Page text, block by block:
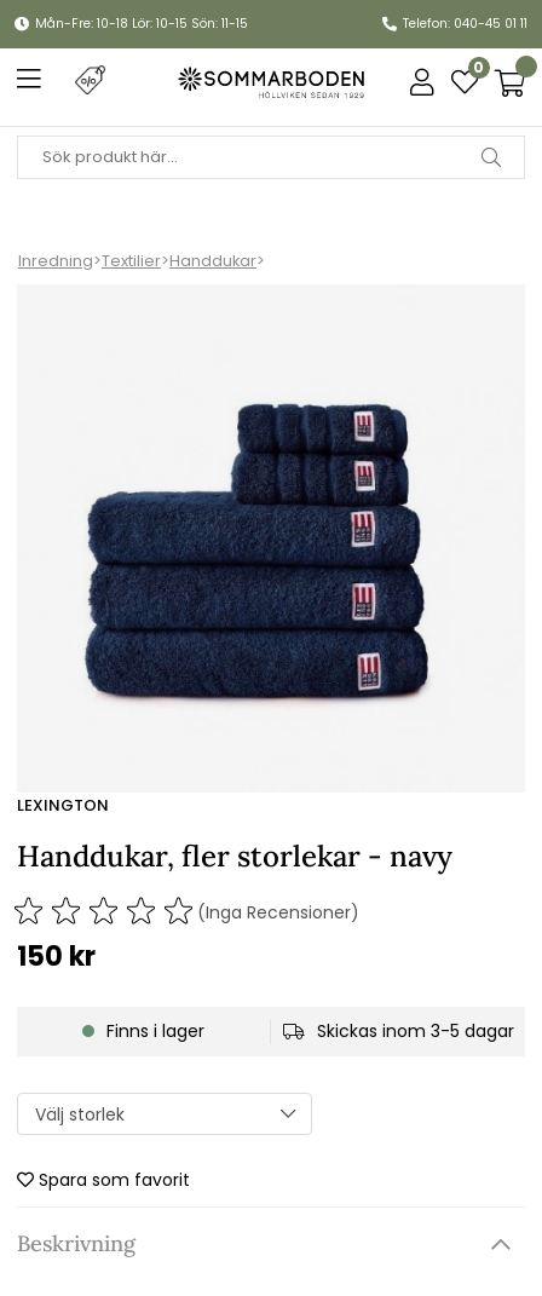
Mån-Fre: 10-18 Lör: 10-15 Sön: 11-15 Telefon: 040-45 01 11
0
Inredning>Textilier>Handdukar>
LEXINGTON
Handdukar, fler storlekar - navy
(Inga Recensioner)
150 kr
Finns i lager Skickas inom 3-5 dagar
Spara som favorit
Beskrivning